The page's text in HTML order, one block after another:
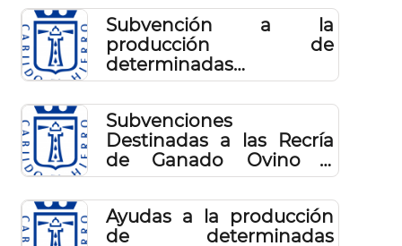
Subvención a la
producción de
determinadas
variedades de uva para
la obtención de vino de
calidad elaborado en el
Hierro en 2025
Subvenciones
Destinadas a las Recría
de Ganado Ovino y
Caprino 2025
Ayudas a la producción
de determinadas